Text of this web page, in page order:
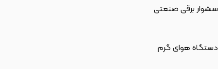
سشوار برقی صنعتی
دستگاه هوای گرم